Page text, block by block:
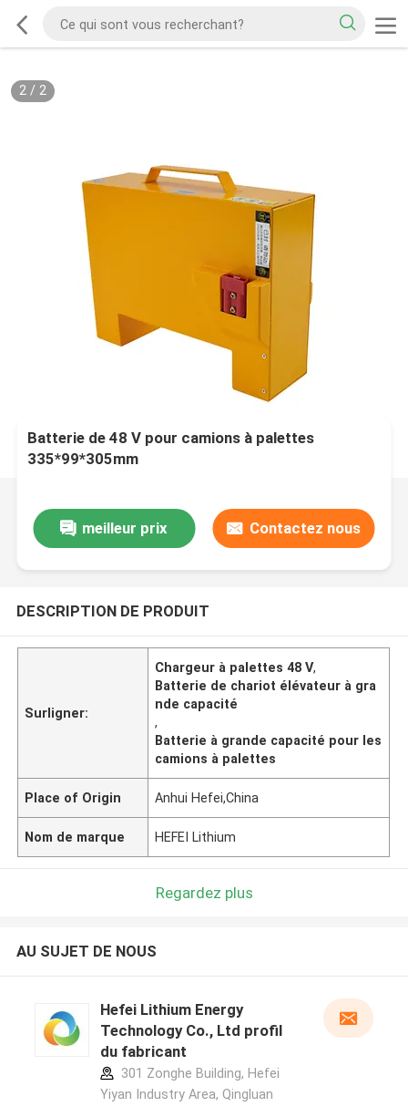
2/ 2
Batterie de 48 V pour camions à palettes
335*99*305mm
meilleur prix Contactez nous
DESCRIPTION DE PRODUIT
Surligner:
Chargeur à palettes 48 V,
Batterie de chariot élévateur à gra
nde capacité
,
Batterie à grande capacité pour les
camions à palettes
Place of Origin Anhui Hefei,China
Nom de marque HEFEI Lithium
Regardez plus
AU SUJET DE NOUS
Hefei Lithium Energy
Technology Co., Ltd profil
du fabricant
301 Zonghe Building, Hefei
Yiyan Industry Area, Qingluan